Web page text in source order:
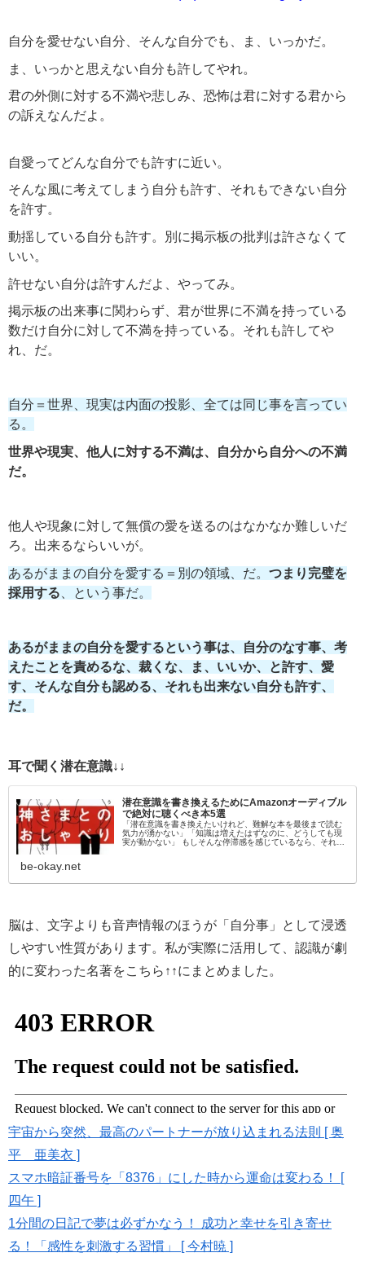
自分を愛せない自分、そんな自分でも、ま、いっかだ。
ま、いっかと思えない自分も許してやれ。
君の外側に対する不満や悲しみ、恐怖は君に対する君から
の訴えなんだよ。
自愛ってどんな自分でも許すに近い。
そんな風に考えてしまう自分も許す、それもできない自分
を許す。
動揺している自分も許す。別に掲示板の批判は許さなくて
いい。
許せない自分は許すんだよ、やってみ。
掲示板の出来事に関わらず、 君が世界に不満を持っている
数だけ自分に対して不満を持っている。それも許してや
れ、だ。
自分＝世界、現実は内面の投影、全ては同じ事を言ってい
る。
世界や現実、他人に対する不満は、自分から自分への不満
だ。
他人や現象に対して無償の愛を送るのはなかなか難しいだ
ろ。出来るならいいが。
あるがままの自分を愛する＝別の領域、だ。 つまり完璧を
採用する 、という事だ。
あるがままの自分を愛するという事は、自分のなす事、考
えたことを責めるな、裁くな、ま、いいか、と許す、愛
す、そんな自分も認める、それも出来ない自分も許す、
だ。
耳で聞く潜在意識↓↓
潜在意識を書き換えるためにAmazonオーディブル
で絶対に聴くべき本5選
「潜在意識を書き換えたいけれど、難解な本を最後まで読む
気力が湧かない」「知識は増えたはずなのに、どうしても現
実が動かない」 もしそんな停滞感を感じているなら、それは
be-okay.net
脳は、文字よりも音声情報のほうが「自分事」として浸透
しやすい性質があります。私が実際に活用して、認識が劇
的に変わった名著をこちら↑↑にまとめました。
宇宙から突然、最高のパートナーが放り込まれる法則 [ 奥
平 亜美衣 ]
スマホ暗証番号を「8376」にした時から運命は変わる！ [
四午 ]
1分間の日記で夢は必ずかなう！ 成功と幸せを引き寄せ
る！「感性を刺激する習慣」 [ 今村暁 ]